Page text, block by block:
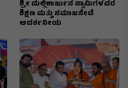
ಶ್ರೀ ಮಲ್ಲಿಕಾರ್ಜುನ ಸ್ವಾಮಿಗಳವರ
ಶಿಕ್ಷಣ ಮತ್ತು ಸಮಾಜಸೇವೆ
ಆದರ್ಶನೀಯ